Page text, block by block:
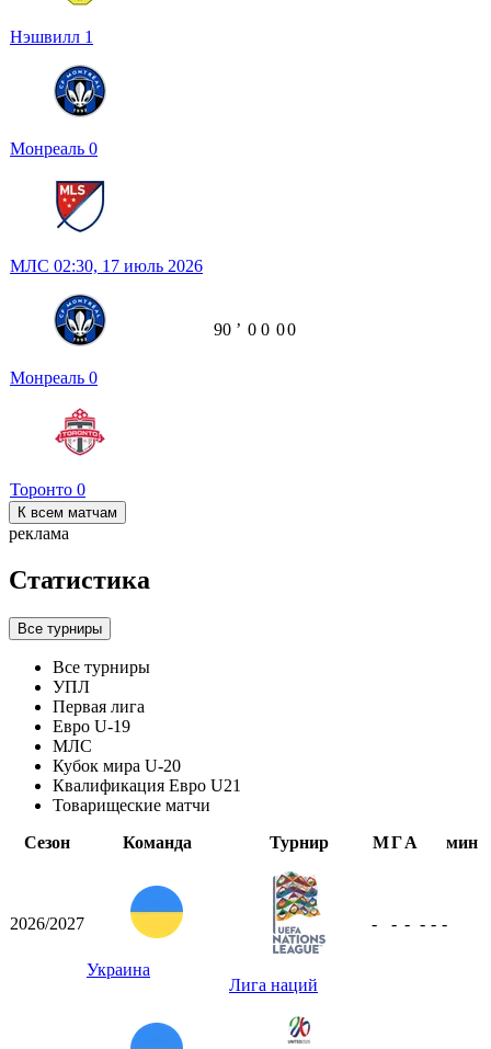
Нэшвилл 1
Монреаль 0
МЛС 02:30, 17 июль 2026
Монреаль 0
Торонто 0
90 ʼ 0 0 00
К всем матчам
реклама
Статистика
Все турниры
Все турниры
УПЛ
Первая лига
Евро U-19
МЛС
Кубок мира U-20
Квалификация Евро U21
Товарищеские матчи
Сезон
Команда Турнир МГА мин
2026/2027
Украина
Лига наций
- - - - - -